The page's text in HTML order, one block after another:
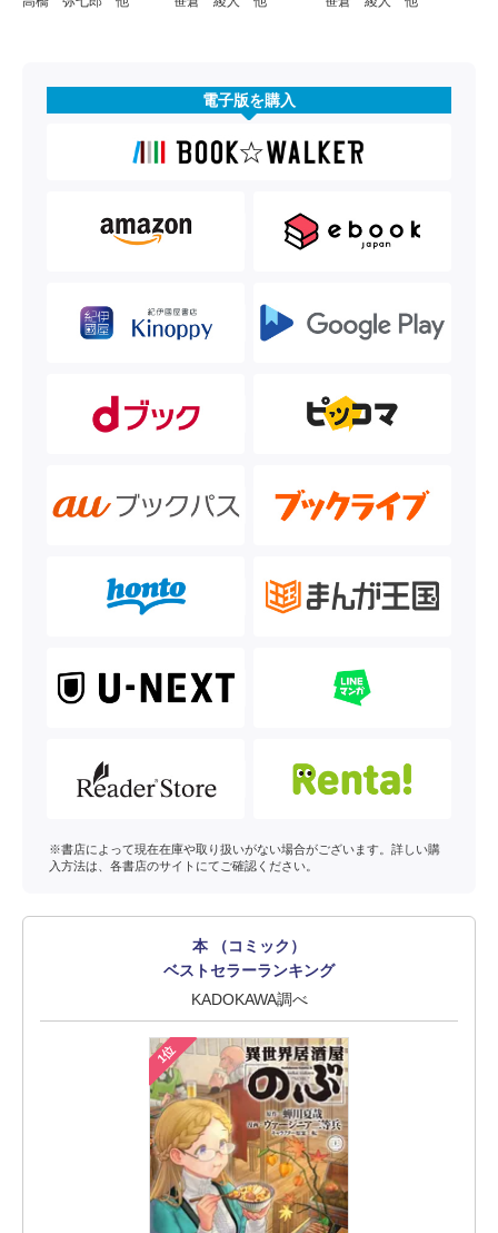
電子版を購入
※書店によって現在在庫や取り扱いがない場合がございます。詳しい購
入方法は、各書店のサイトにてご確認ください。
本 （コミック）
ベストセラーランキング
KADOKAWA調べ
1位